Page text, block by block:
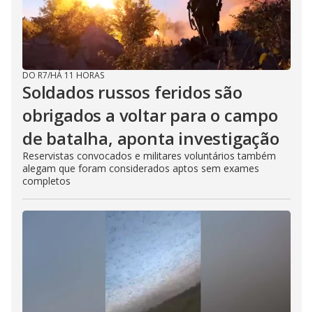
DO R7/HÁ 11 HORAS
Soldados russos feridos são
obrigados a voltar para o campo
de batalha, aponta investigação
Reservistas convocados e militares voluntários também
alegam que foram considerados aptos sem exames
completos